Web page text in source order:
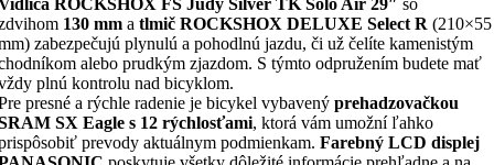
ROCKSHOX FS Judy Silver TK Solo Air 29″ so
130 mm a tlmič ROCKSHOX DELUXE Select R (210×55
zabezpečujú plynulú a pohodlnú jazdu, či už čelíte kamenistým
alebo prudkým zjazdom. S týmto odpružením budete mať
plnú kontrolu nad bicyklom.
presné a rýchle radenie je bicykel vybavený prehadzovačkou
SX Eagle s 12 rýchlosťami, ktorá vám umožní ľahko
prevody aktuálnym podmienkam. Farebný LCD displej